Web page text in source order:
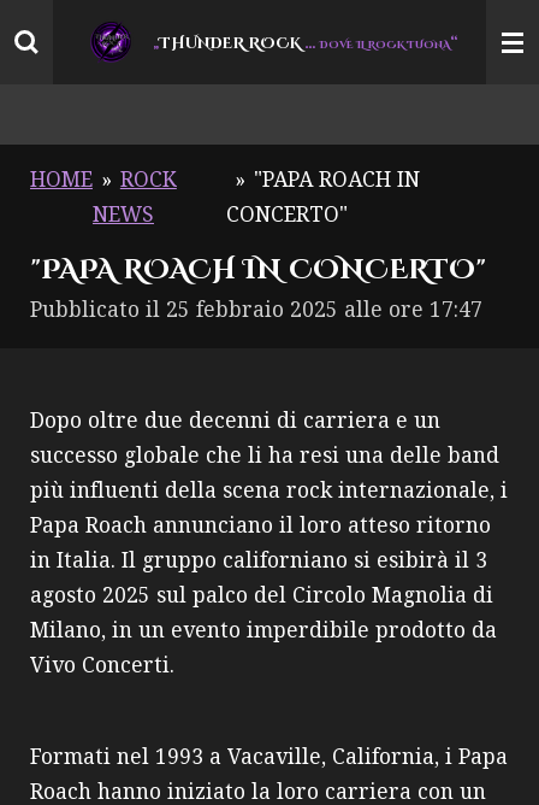
Vai
„THUNDER ROCK… DOVE IL ROCK TUONA“
HOME » ROCK
NEWS
» "PAPA ROACH IN
CONCERTO"
"PAPA ROACH IN CONCERTO"
Pubblicato il 25 febbraio 2025 alle ore 17:47
Dopo oltre due decenni di carriera e un
successo globale che li ha resi una delle band
più influenti della scena rock internazionale, i
Papa Roach annunciano il loro atteso ritorno
in Italia. Il gruppo californiano si esibirà il 3
agosto 2025 sul palco del Circolo Magnolia di
Milano, in un evento imperdibile prodotto da
Vivo Concerti.
Formati nel 1993 a Vacaville, California, i Papa
Roach hanno iniziato la loro carriera con un